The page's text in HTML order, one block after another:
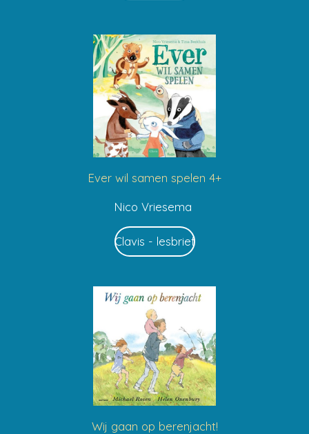
Ever wil samen spelen 4+
Nico Vriesema
Clavis - lesbrief
Wij gaan op berenjacht!